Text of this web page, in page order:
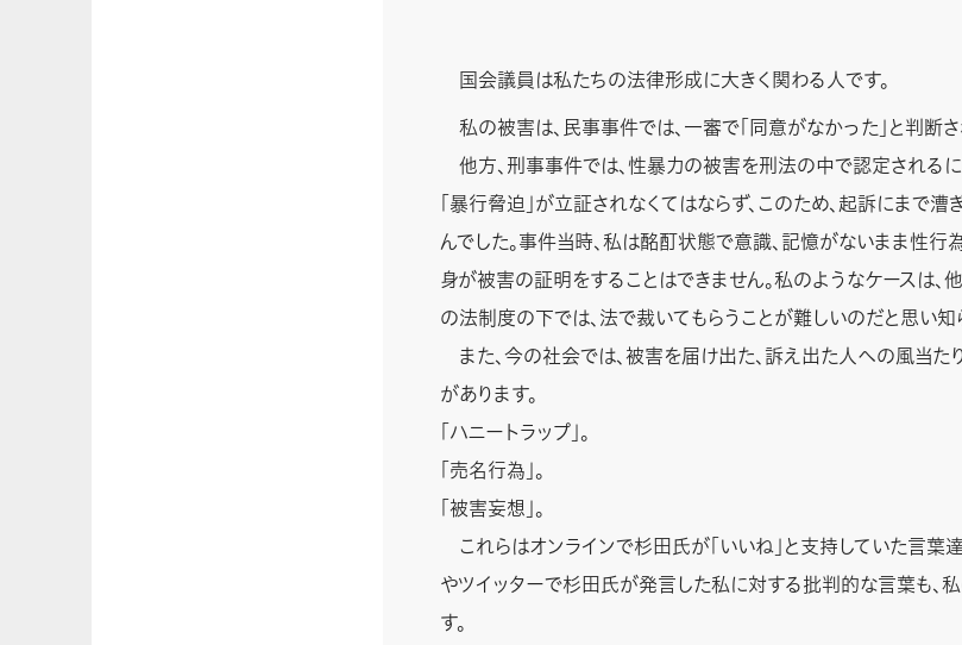
国会議員は私たちの法律形成に大きく関わる人です。
私の被害は、民事事件では、一審で「同意がなかった」と判断さ
他方、刑事事件では、性暴力の被害を刑法の中で認定される
「暴行脅迫」が立証されなくてはならず、このため、起訴にまで
んでした。事件当時、私は酩酊状態で意識、記憶がないまま性行
身が被害の証明をすることはできません。私のようなケースは、
の法制度の下では、法で裁いてもらうことが難しいのだと思い知
また、今の社会では、被害を届け出た、訴え出た人への風当た
があります。
「ハニートラップ」。
「売名行為」。
「被害妄想」。
これらはオンラインで杉田氏が「いいね」と支持していた言葉達
やツイッターで杉田氏が発言した私に対する批判的な言葉も、
す。